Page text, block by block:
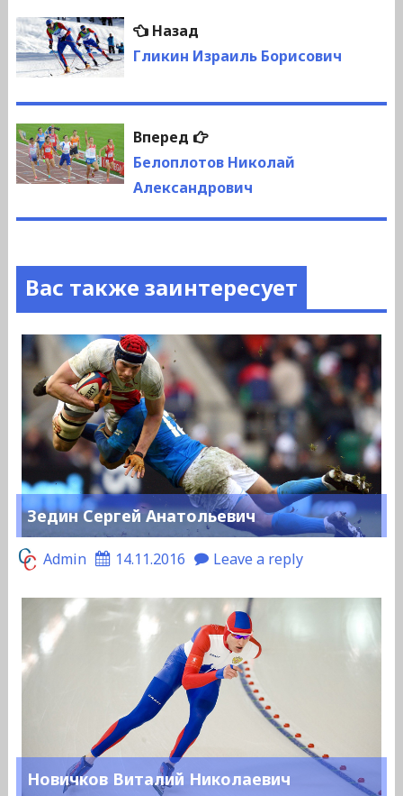
Навигация
по
записям
НазадПредыдущая
запись:
Гликин Израиль Борисович
Вперед
Следующая
запись:
Белоплотов Николай
Александрович
Вас также заинтересует
Зедин Сергей Анатольевич
Admin 14.11.2016 Leave a reply
Новичков Виталий Николаевич